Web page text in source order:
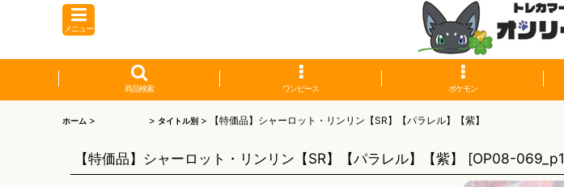
メニュー
商品検索 ワンピース ポケモン
ホーム > > タイトル別 > 【特価品】シャーロット・リンリン【SR】【パラレル】【紫】
【特価品】シャーロット・リンリン【SR】【パラレル】【紫】 [OP08-069_p1